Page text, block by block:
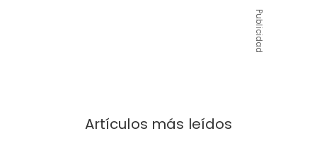
Publicidad
Artículos más leídos